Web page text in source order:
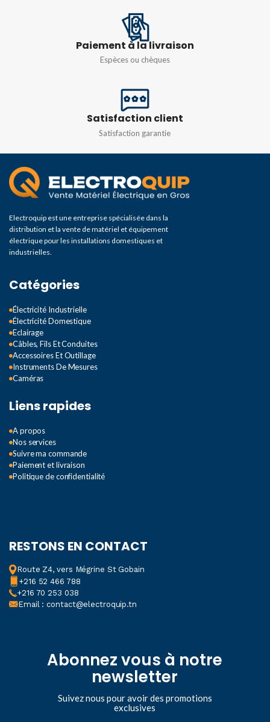
Paiement à la livraison
Espèces ou chèques
Satisfaction client
Satisfaction garantie
Electroquip est une entreprise spécialisée dans la
distribution et la vente de matériel et équipement
électrique pour les installations domestiques et
industrielles.
Catégories
Électricité Industrielle
Électricité Domestique
Eclairage
Câbles, Fils Et Conduites
Accessoires Et Outillage
Instruments De Mesures
Caméras
Liens rapides
A propos
Nos services
Suivre ma commande
Paiement et livraison
Politique de confidentialité
RESTONS EN CONTACT
Route Z4, vers Mégrine St Gobain
+216 52 466 788
+216 70 253 038
Email : contact@electroquip.tn
Abonnez vous à notre
newsletter
Suivez nous pour avoir des promotions
exclusives